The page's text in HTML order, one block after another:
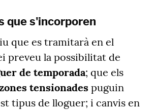
que s'incorporen
que es tramitarà en el
preveu la possibilitat de
de temporada; que els
tensionades puguin
tipus de lloguer; i canvis en